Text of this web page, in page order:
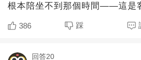
根本陪坐不到那個時間——這是
因，實話實說，
386 踩
回答20